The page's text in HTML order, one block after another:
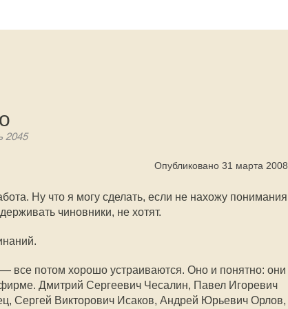
2045
Опубликовано 31 марта 2008
Ну что я могу сделать, если не нахожу понимания
чиновники, не хотят.
все потом хорошо устраиваются. Оно и понятно: они
Дмитрий Сергеевич Чесалин, Павел Игоревич
Сергей Викторович Исаков, Андрей Юрьевич Орлов,